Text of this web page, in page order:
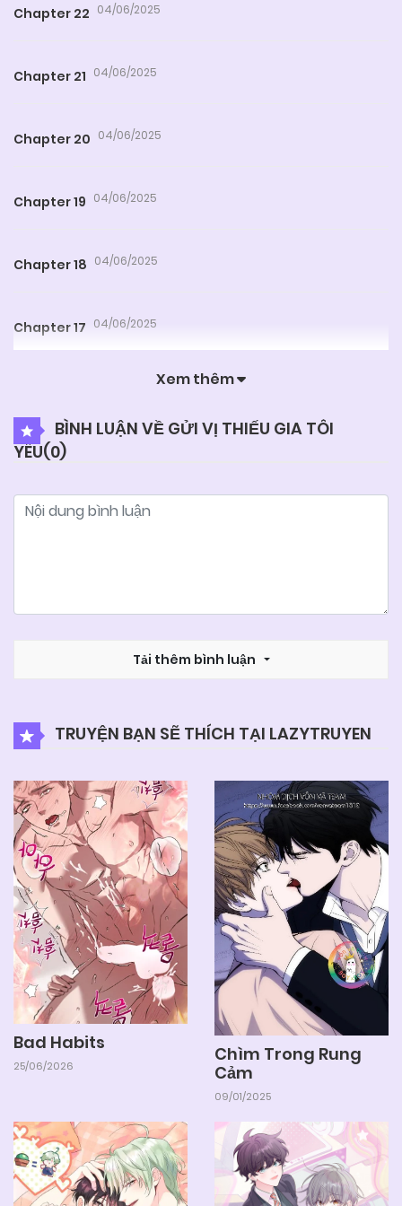
Chapter 22 04/06/2025
Chapter 21 04/06/2025
Chapter 20 04/06/2025
Chapter 19 04/06/2025
Chapter 18 04/06/2025
Chapter 17 04/06/2025
04/06/2025
Chapter 15
Chapter 14 04/06/2025
Chapter 9 04/06/2025
Chapter 8 04/06/2025
Chapter 7 04/06/2025
Chapter 6 04/06/2025
Chapter 4 04/06/2025
04/06/2025
Xem thêm
BÌNH LUẬN VỀ GỬI VỊ THIẾU GIA TÔI
YÊU(0)
Tải thêm bình luận
TRUYỆN BẠN SẼ THÍCH TẠI LAZYTRUYEN
Bad Habits
25/06/2026
Chìm Trong Rung
Cảm
09/01/2025